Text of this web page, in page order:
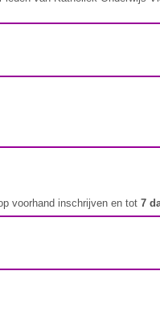
voorhand inschrijven en tot7